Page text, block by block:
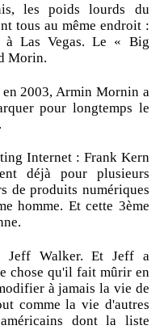
les poids lourds du
tous au même endroit :
à Las Vegas. Le « Big
Morin.
2003, Armin Mornin a
pour longtemps le
Internet : Frank Kern
déjà pour plusieurs
de produits numériques
homme. Et cette 3ème
Jeff Walker. Et Jeff a
chose qu'il fait mûrir en
à jamais la vie de
comme la vie d'autres
dont la liste